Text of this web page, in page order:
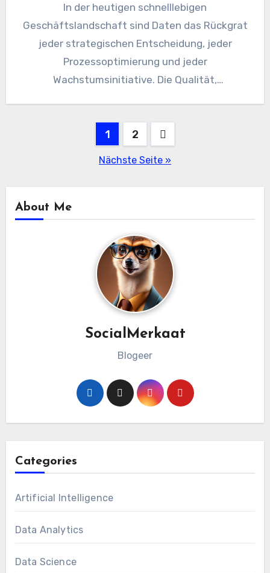
In der heutigen schnelllebigen
Geschäftslandschaft sind Daten das Rückgrat
jeder strategischen Entscheidung, jeder
Prozessoptimierung und jeder
Wachstumsinitiative. Die Qualität,
arbeiten,…
Beitragsnavigation
1 2
Nächste Seite »
About Me
SocialMerkaat
Blogeer
Categories
Artificial Intelligence
Data Analytics
Data Science